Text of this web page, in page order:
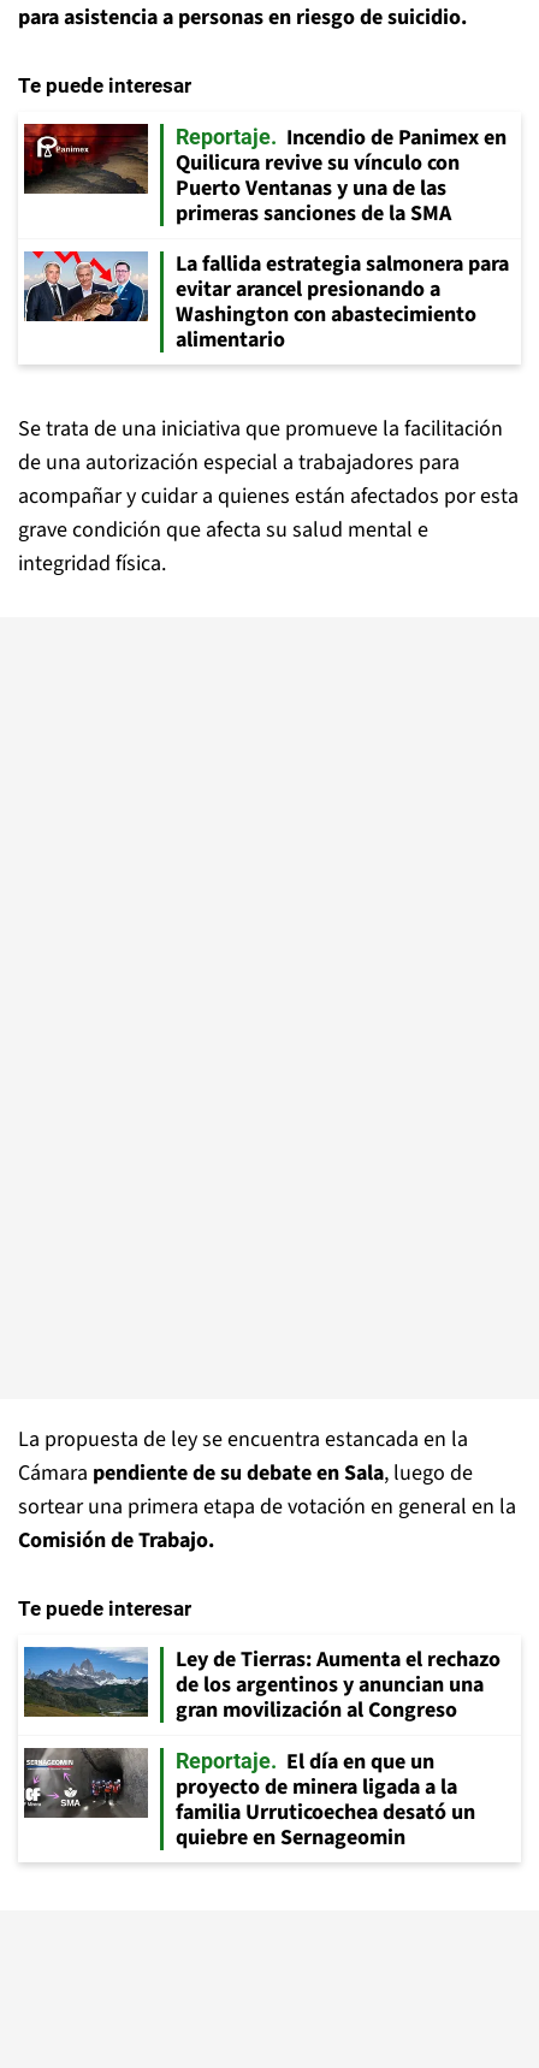
para asistencia a personas en riesgo de suicidio.
Te puede interesar
Reportaje
Incendio de Panimex en
Quilicura revive su vínculo con
Puerto Ventanas y una de las
primeras sanciones de la SMA
La fallida estrategia salmonera para
evitar arancel presionando a
Washington con abastecimiento
alimentario
Se trata de una iniciativa que promueve la facilitación
de una autorización especial a trabajadores para
acompañar y cuidar a quienes están afectados por esta
grave condición que afecta su salud mental e
integridad física.
La propuesta de ley se encuentra estancada en la
Cámara pendiente de su debate en Sala, luego de
sortear una primera etapa de votación en general en la
Comisión de Trabajo.
Te puede interesar
Ley de Tierras: Aumenta el rechazo
de los argentinos y anuncian una
gran movilización al Congreso
Reportaje
El día en que un
proyecto de minera ligada a la
familia Urruticoechea desató un
quiebre en Sernageomin